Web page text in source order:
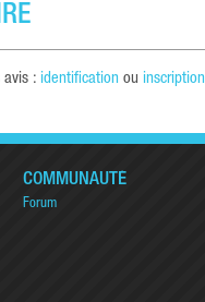
avis : identification ou inscription
COMMUNAUTÉ
Forum